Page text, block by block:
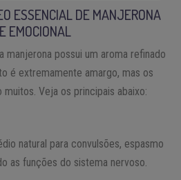
ESSENCIAL DE MANJERONA
EMOCIONAL
manjerona possui um aroma refinado
é extremamente amargo, mas os
Veja os principais abaixo:
natural para convulsões, espasmo
as funções do sistema nervoso.